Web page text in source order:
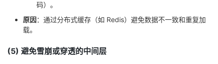
我
码）。
原因：通过分布式缓存（如 Redis）避免数据不一致和重复加
载。
(5) 避免雪崩或穿透的中间层